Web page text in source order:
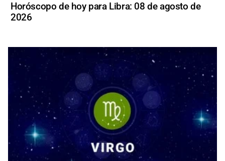
Horóscopo de hoy para Libra: 08 de agosto de
2026